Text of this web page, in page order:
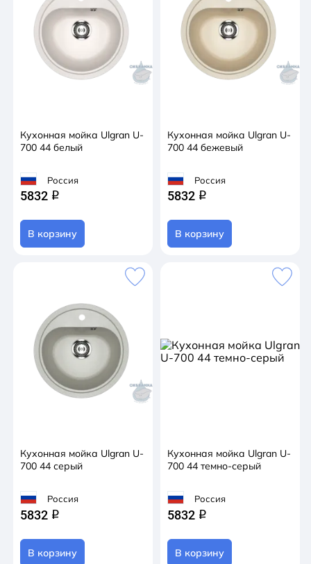
Кухонная мойка Ulgran U-
700 44 белый
Россия
5832 q
В корзину
Кухонная мойка Ulgran U-
700 44 бежевый
Россия
5832 q
В корзину
Кухонная мойка Ulgran U-
700 44 серый
Россия
5832 q
В корзину
Кухонная мойка Ulgran U-
700 44 темно-серый
Россия
5832 q
В корзину